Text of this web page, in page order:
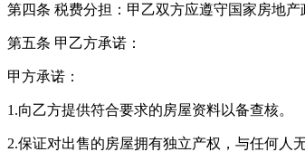
第四条 税费分担：甲乙双方应遵守国家房地
第五条 甲乙方承诺：
甲方承诺：
1.向乙方提供符合要求的房屋资料以备查核。
2.保证对出售的房屋拥有独立产权，与任何人无